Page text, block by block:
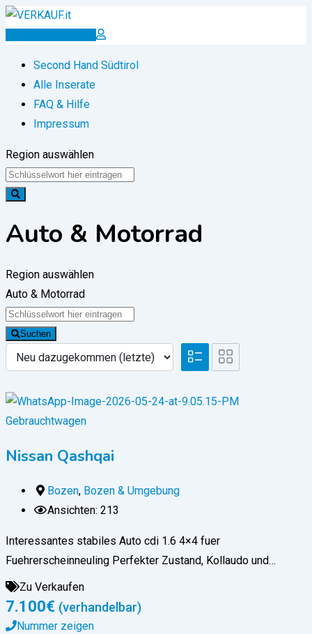
Zum
Inserat erstellen
Second Hand Südtirol
Alle Inserate
FAQ & Hilfe
Impressum
Region auswählen
Auto & Motorrad
Region auswählen
Auto & Motorrad
Suchen
Gebrauchtwagen
Nissan Qashqai
Bozen, Bozen & Umgebung
Ansichten: 213
Interessantes stabiles Auto cdi 1.6 4×4 fuer
Fuehrerscheinneuling Perfekter Zustand, Kollaudo und…
Zu Verkaufen
7.100€ (verhandelbar)
Nummer zeigen